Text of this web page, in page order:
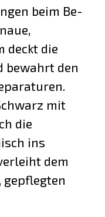
beim Be-
deckt die
bewahrt den
mit
die
ins
dem
gepflegten